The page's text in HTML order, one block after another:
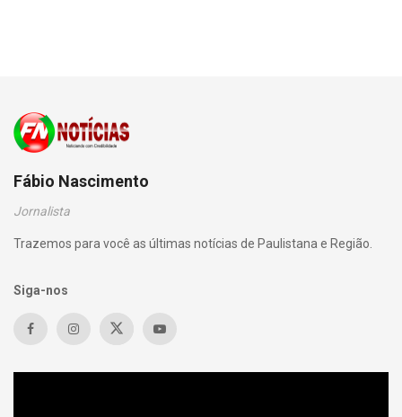
Fábio Nascimento
Jornalista
Trazemos para você as últimas notícias de Paulistana e Região.
Siga-nos